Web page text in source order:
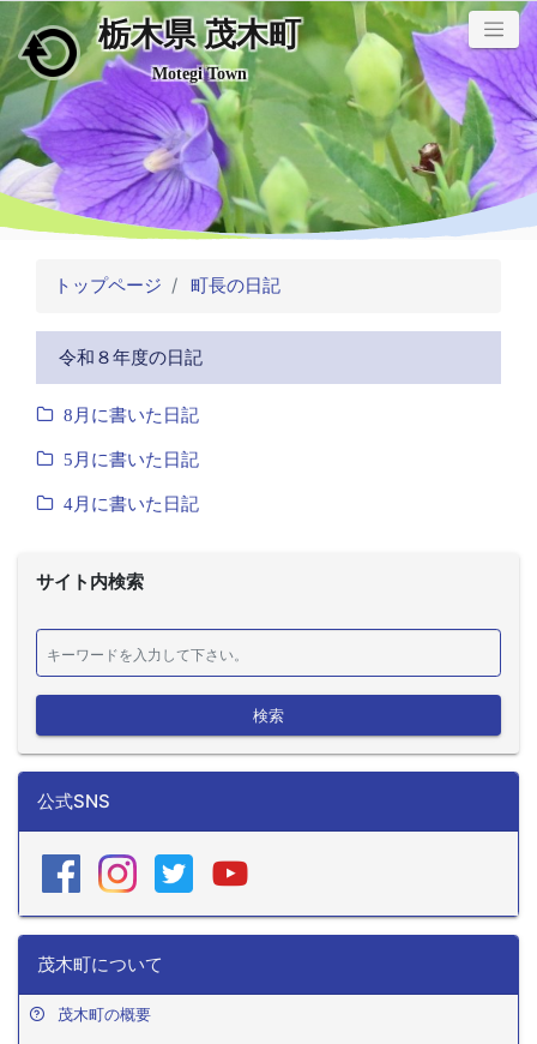
メインコンテンツにスキップ
栃木県 茂木町
Motegi Town
トップページ 町長の日記
令和８年度の日記
8月に書いた日記
5月に書いた日記
4月に書いた日記
サイト内検索
検索
公式SNS
茂木町について
茂木町の概要